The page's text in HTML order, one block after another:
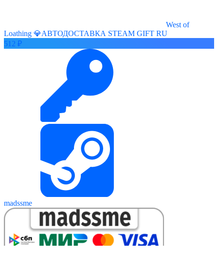
West of
Loathing 💎АВТОДОСТАВКА STEAM GIFT RU
512 ₽
madssme